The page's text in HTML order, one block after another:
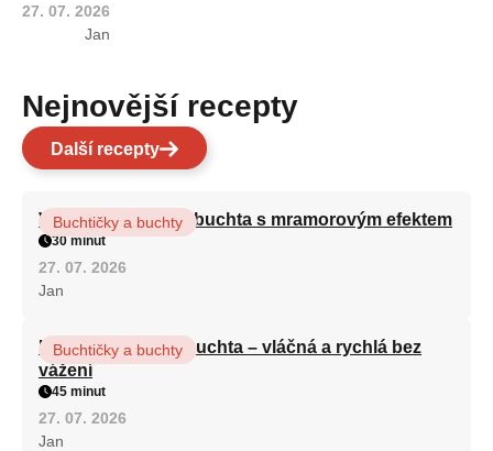
27. 07. 2026
Jan
Nejnovější recepty
Další recepty
Vláčná olejová litá buchta s mramorovým efektem
Buchtičky a buchty
30 minut
27. 07. 2026
Jan
Hrnková maková buchta – vláčná a rychlá bez
vážení
Buchtičky a buchty
45 minut
27. 07. 2026
Jan